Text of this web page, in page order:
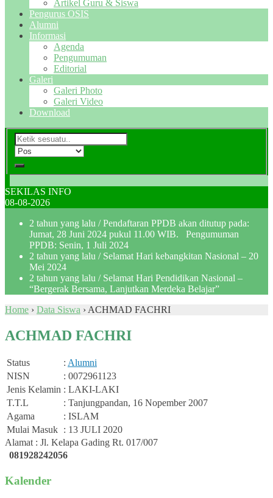
Artikel Guru & Siswa
Pengurus OSIS
Alumni
Informasi
Agenda
Pengumuman
Editorial
Galeri
Galeri Photo
Galeri Video
Download
SEKILAS INFO
08-08-2026
2 tahun yang lalu / Pendaftaran PPDB akan ditutup pada:
Jumat, 28 Juni 2024 pukul 11.00 WIB. Pengumuman
PPDB: Senin, 1 Juli 2024
2 tahun yang lalu / Selamat Hari kebangkitan Nasional – 20
Mei 2024
2 tahun yang lalu / Selamat Hari Pendidikan Nasional –
“Bergerak Bersama, Lanjutkan Merdeka Belajar”
Home › Data Siswa › ACHMAD FACHRI
ACHMAD FACHRI
Status : Alumni
NISN
: 0072961123
Jenis Kelamin : LAKI-LAKI
T.T.L
: Tanjungpandan, 16 Nopember 2007
Agama
: ISLAM
Mulai Masuk : 13 JULI 2020
Alamat : Jl. Kelapa Gading Rt. 017/007
081928242056
Kalender